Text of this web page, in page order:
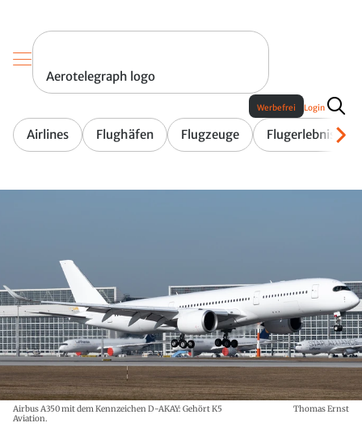
Aerotelegraph logo
Airlines Flughäfen Flugzeuge Flugerlebnis
Werbefrei Login
Airbus A350 mit dem Kennzeichen D-AKAY: Gehört K5
Aviation.
Thomas Ernst